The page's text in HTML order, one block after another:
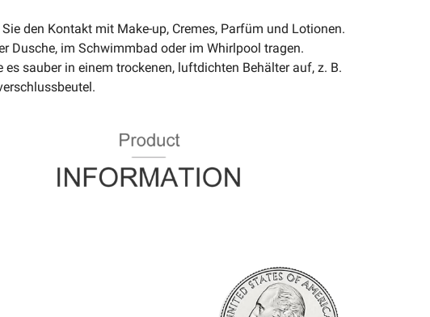
den Kontakt mit Make-up, Cremes, Parfüm und Lotionen.
Dusche, im Schwimmbad oder im Whirlpool tragen.
es sauber in einem trockenen, luftdichten Behälter auf, z. B.